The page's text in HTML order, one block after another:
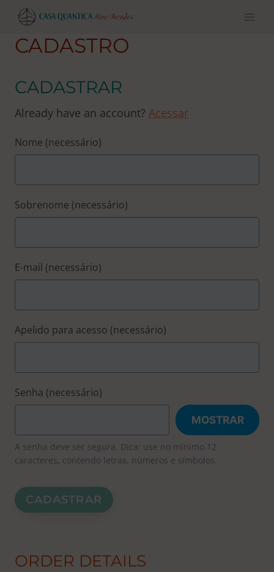
Pular
para
conteúdo
CADASTRO
CADASTRAR
Already have an account? Acessar
Nome (necessário)
Sobrenome (necessário)
E-mail (necessário)
Apelido para acesso (necessário)
Senha (necessário)
MOSTRAR
A senha deve ser segura. Dica: use no mínimo 12
caracteres, contendo letras, números e símbolos.
ORDER DETAILS